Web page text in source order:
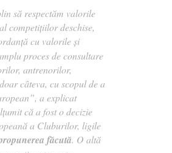
să respectăm valorile
competițiilor deschise,
cu valorile și
proces de consultare
antrenorilor,
câteva, cu scopul de a
, a explicat
că a fost o decizie
a Cluburilor, ligile
făcută. O altă